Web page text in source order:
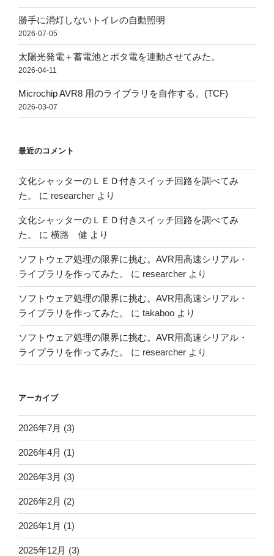
勝手に消灯しないトイレの自動照明
2026-07-05
太陽光発電＋蓄電池とポタ電を連動させてみた。
2026-04-11
Microchip AVR8 用のライブラリを自作する。(TCF)
2026-03-07
最近のコメント
文化シャッターのＬＥＤ付きスイッチ回路を調べてみ
た。
に researcher より
文化シャッターのＬＥＤ付きスイッチ回路を調べてみ
た。
に 横路 健 より
ソフトウェア処理の限界に挑む。AVR用高速シリアル・
ライブラリを作ってみた。
に researcher より
ソフトウェア処理の限界に挑む。AVR用高速シリアル・
ライブラリを作ってみた。
に takaboo より
ソフトウェア処理の限界に挑む。AVR用高速シリアル・
ライブラリを作ってみた。
に researcher より
アーカイブ
2026年7月 (3)
2026年4月 (1)
2026年3月 (3)
2026年2月 (2)
2026年1月 (1)
2025年12月 (3)